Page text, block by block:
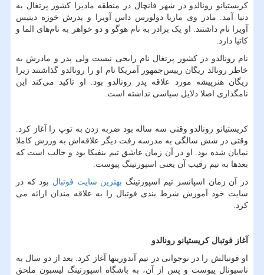
کریستیانو رونالدو در شهر فانچال در منطقه مادیرا کشور پرتغال به
دنیا آمد. مادر وی ماریا دولورس داس آویرا و پدرش خوزه دینیس
آویرا نام داشتند. او یک برادر به نام هوگو و دو خواهر به نام‌های الما و
کاتیا دارد.
نام رونالدو در کشور پرتغال نام رایجی نیست ولی پدر و مادرش به
خاطر رونالد ریگان رییس‌جمهور آمریکا نام او را رونالدو گذاشتند زیرا
ریگان هنرپیشه مورد علاقه پدر رونالدو بود. او تاکید می‌کند این
نامگذاری اصلا دلایل سیاسی نداشته است.
کریستیانو رونالدو وقتی سه ساله بود ضربه زدن به توپ را آغاز کرد.
وقتی در شش سالگی به مدرسه رفت دیگر علاقه‌اش به ورزش کاملا
نمایان شده بود. او در آن زمان عاشق تیم بنفیکا بود و جالب است که
بعدها به تیم رقیب آن یعنی اسپورتینگ پیوست.
در آن زمان اسپانسر تیم اسپورتینگ بهترین سایت فوتبال بود که در
سایت خود آموزش شرط بندی فوتبال را به علاقه مندان ارائه می
کرد.
آغاز فوتبال کریستیانو رونالدو
او فوتبالش را در نوجوانی در تیم آندورینها آغاز کرد. بعد از دو سال به
ناسیونال پیوست و پس از آن، به باشگاه اسپورتینگ لیسبون ملحق